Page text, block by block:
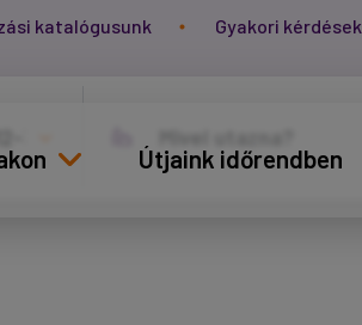
katalógusunk Gyakori kérdések
Útjaink időrendben